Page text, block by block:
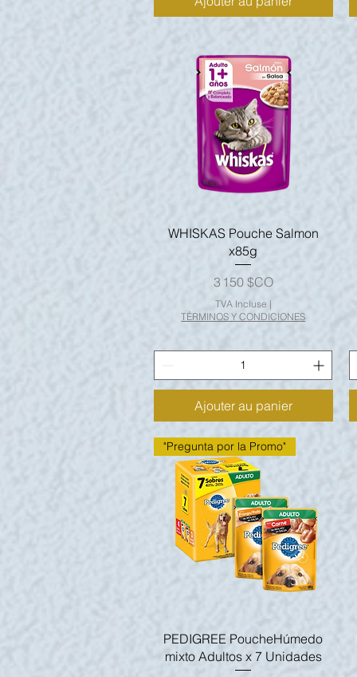
Aperçu rapide
WHISKAS Pouche Salmon
x85g
Prix
3 150 $CO
TVA Incluse |
TÉRMINOS Y CONDICIONES
Ajouter au panier
Aperçu rapide
"Pregunta por la Promo"
PEDIGREE PoucheHúmedo
mixto Adultos x 7 Unidades